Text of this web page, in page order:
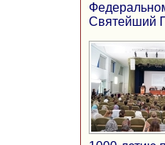
Святейший